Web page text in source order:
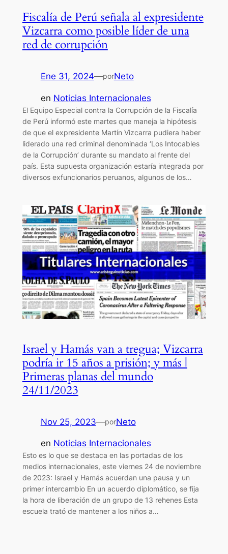
Fiscalía de Perú señala al expresidente
Vizcarra como posible líder de una
red de corrupción
Ene 31, 2024—porNeto
en Noticias Internacionales
El Equipo Especial contra la Corrupción de la Fiscalía
de Perú informó este martes que maneja la hipótesis
de que el expresidente Martín Vizcarra pudiera haber
liderado una red criminal denominada ‘Los Intocables
de la Corrupción’ durante su mandato al frente del
país. Esta supuesta organización estaría integrada por
diversos exfuncionarios peruanos, algunos de los…
Israel y Hamás van a tregua; Vizcarra
podría ir 15 años a prisión; y más |
Primeras planas del mundo
24/11/2023
Nov 25, 2023—porNeto
en Noticias Internacionales
Esto es lo que se destaca en las portadas de los
medios internacionales, este viernes 24 de noviembre
de 2023: Israel y Hamás acuerdan una pausa y un
primer intercambio En un acuerdo diplomático, se fija
la hora de liberación de un grupo de 13 rehenes Esta
escuela trató de mantener a los niños a…